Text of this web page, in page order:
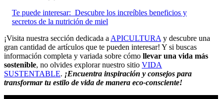
Te puede interesar: Descubre los increíbles beneficios y
secretos de la nutrición de miel
¡Visita nuestra sección dedicada a APICULTURA y descubre una
gran cantidad de artículos que te pueden interesar! Y si buscas
información completa y variada sobre cómo llevar una vida más
sostenible, no olvides explorar nuestro sitio VIDA
SUSTENTABLE. ¡Encuentra inspiración y consejos para
transformar tu estilo de vida de manera eco-consciente!